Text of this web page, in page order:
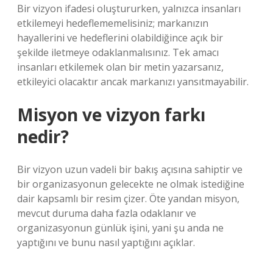
Bir vizyon ifadesi oluştururken, yalnızca insanları
etkilemeyi hedeflememelisiniz; markanızın
hayallerini ve hedeflerini olabildiğince açık bir
şekilde iletmeye odaklanmalısınız. Tek amacı
insanları etkilemek olan bir metin yazarsanız,
etkileyici olacaktır ancak markanızı yansıtmayabilir.
Misyon ve vizyon farkı
nedir?
Bir vizyon uzun vadeli bir bakış açısına sahiptir ve
bir organizasyonun gelecekte ne olmak istediğine
dair kapsamlı bir resim çizer. Öte yandan misyon,
mevcut duruma daha fazla odaklanır ve
organizasyonun günlük işini, yani şu anda ne
yaptığını ve bunu nasıl yaptığını açıklar.